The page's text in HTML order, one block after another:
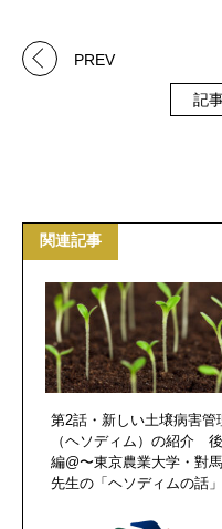
PREV
記
関連記事
第2話・新しい土壌病害管
（ヘソディム）の紹介 後
編@〜東京農業大学・對馬
先生の「ヘソディムの話」